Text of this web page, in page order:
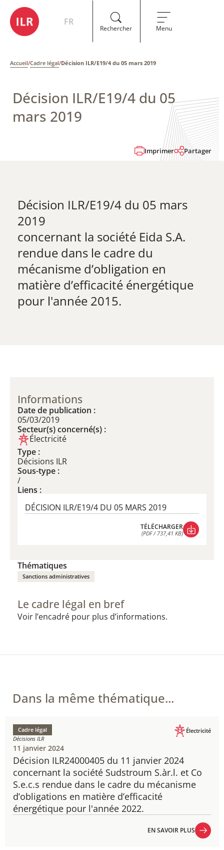
FR
Rechercher Menu
Accueil/Cadre légal/Décision ILR/E19/4 du 05 mars 2019
Décision ILR/E19/4 du 05
mars 2019
Imprimer Partager
Décision ILR/E19/4 du 05 mars
2019
​concernant la société Eida S.A.
rendue dans le cadre du
mécanisme d’obligation en
matière d’efficacité énergétique
pour l'année 2015.
Informations
Date de publication :
05/03/2019
Secteur(s) concerné(s) :
Électricité
Type :
Décisions ILR
Sous-type :
/
Liens :
DÉCISION ILR/E19/4 DU 05 MARS 2019
TÉLÉCHARGER
(PDF / 737,41 KB)
Thématiques
Sanctions administratives
Le cadre légal en bref
Voir l’encadré pour plus d’informations.
Dans la même thématique...
Décision ILR24000405 du 11 janvier 2024
​concernant la société Sudstroum S.àr.l. et Co
S.e.c.s rendue dans le cadre du mécanisme
d’obligations en matière d’efficacité
énergétique pour l'année 2022.
Cadre légal
Décisions ILR
Électricité
11 janvier 2024
EN SAVOIR PLUS